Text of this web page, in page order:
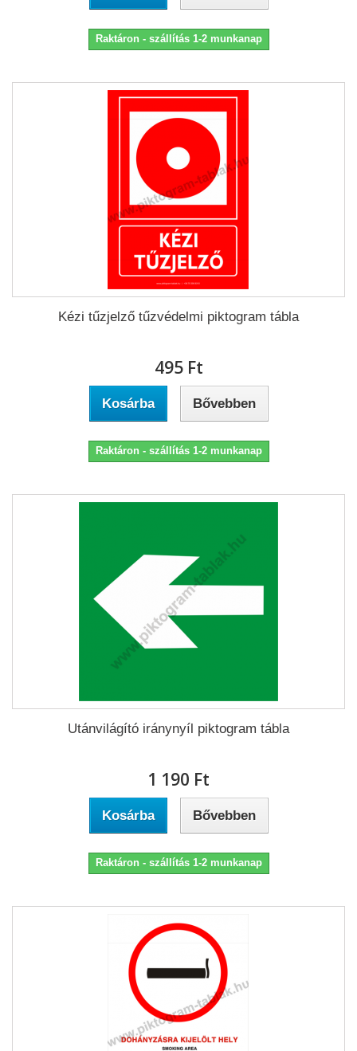
Raktáron - szállítás 1-2 munkanap
Kézi tűzjelző tűzvédelmi piktogram tábla
495 Ft‎
Kosárba Bővebben
Raktáron - szállítás 1-2 munkanap
Utánvilágító iránynyíl piktogram tábla
1 190 Ft‎
Kosárba Bővebben
Raktáron - szállítás 1-2 munkanap